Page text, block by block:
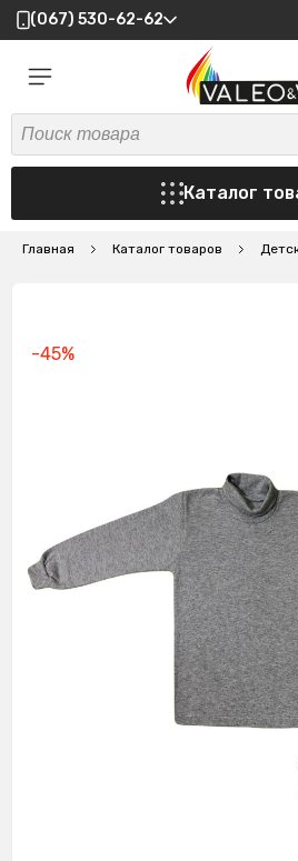
(067) 530-62-62
Каталог
Главная Каталог товаров
-45%